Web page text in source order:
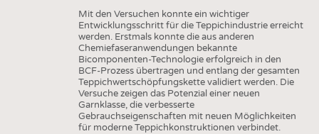
ADRESSEN & LINKS
PUBLIKATIONEN
BRANCHENTERMINE
Mit den Versuchen konnte ein wichtiger
Entwicklungsschritt für die Teppichindustrie erreicht
werden. Erstmals konnte die aus anderen
Chemiefaseranwendungen bekannte
Bicomponenten-Technologie erfolgreich in den
BCF-Prozess übertragen und entlang der gesamten
Teppichwertschöpfungskette validiert werden. Die
Versuche zeigen das Potenzial einer neuen
Garnklasse, die verbesserte
Gebrauchseigenschaften mit neuen Möglichkeiten
für moderne Teppichkonstruktionen verbindet.